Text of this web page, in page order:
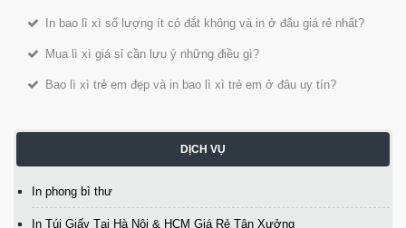
In bao lì xì số lượng ít có đắt không và in ở đâu giá rẻ nhất?
Mua lì xì giá sỉ cần lưu ý những điều gì?
Bao lì xì trẻ em đẹp và in bao lì xì trẻ em ở đâu uy tín?
DỊCH VỤ
In phong bì thư
In Túi Giấy Tại Hà Nội & HCM Giá Rẻ Tận Xưởng